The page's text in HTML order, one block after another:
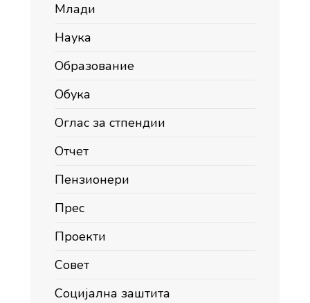
Млади
Наука
Образование
Обука
Оглас за стпендии
Отчет
Пензионери
Прес
Проекти
Совет
Социјална заштита